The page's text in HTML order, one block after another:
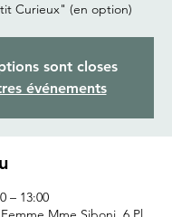
Curieux" (en option)
sont closes
événements
– 13:00